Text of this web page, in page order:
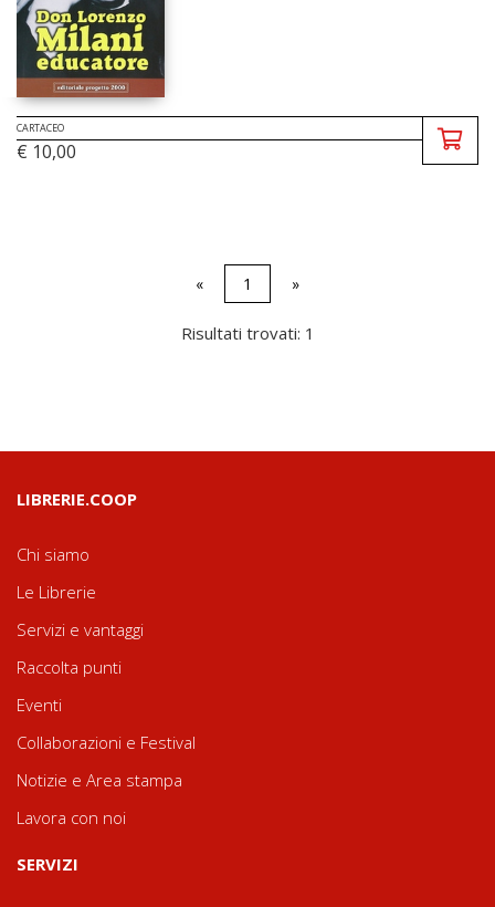
CARTACEO
€ 10,00
« 1 »
Risultati trovati: 1
LIBRERIE.COOP
Chi siamo
Le Librerie
Servizi e vantaggi
Raccolta punti
Eventi
Collaborazioni e Festival
Notizie e Area stampa
Lavora con noi
SERVIZI